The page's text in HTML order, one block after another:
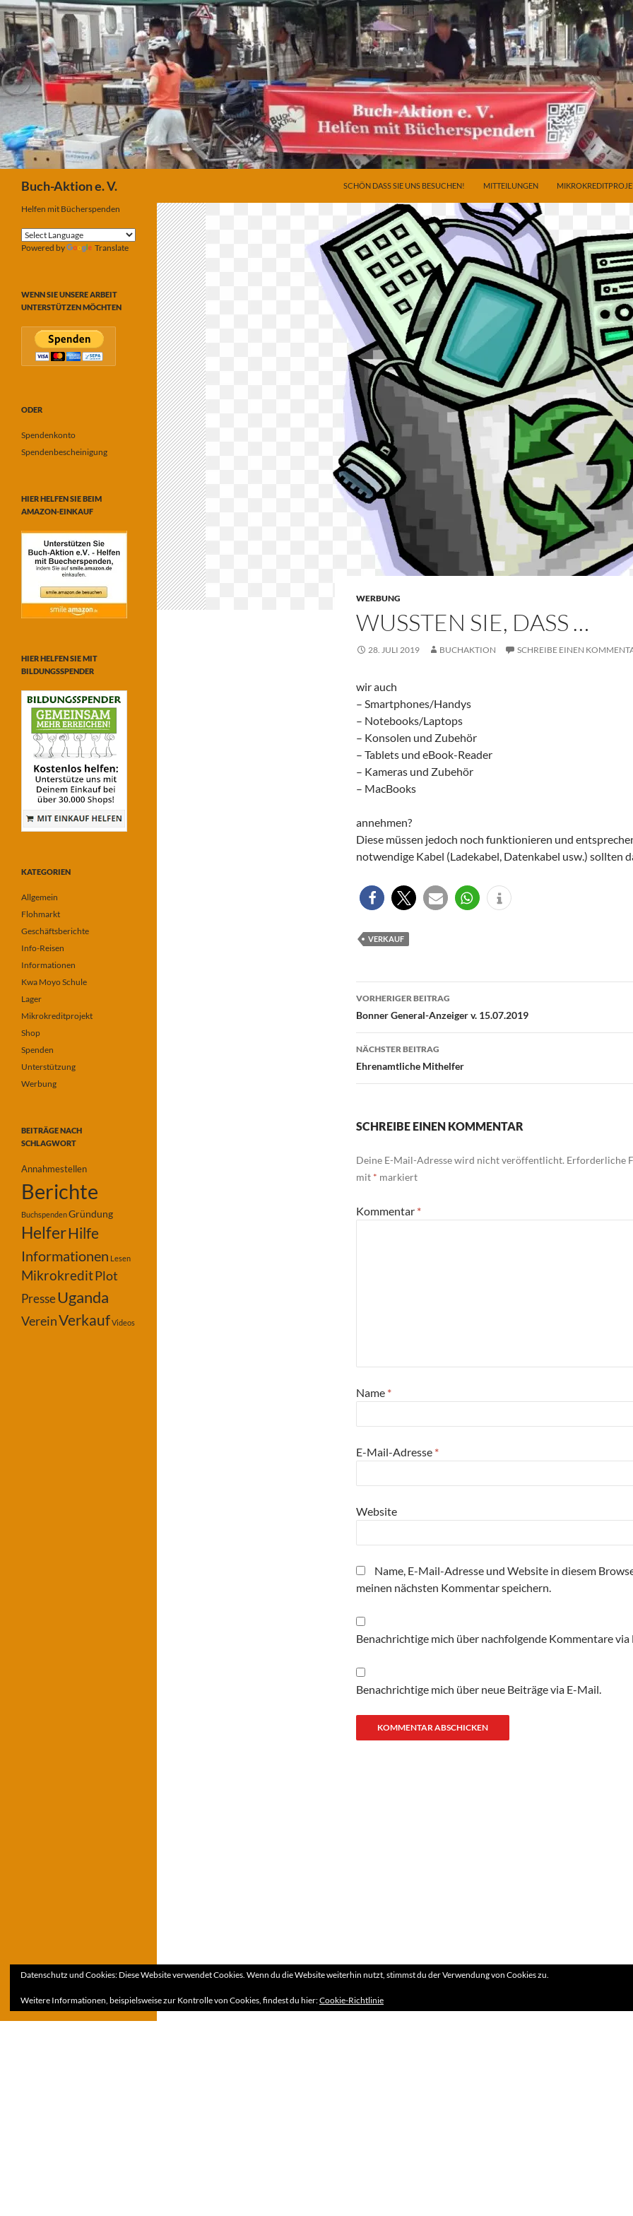
Buch-Aktion e. V.
SCHÖN DASS SIE UNS BESUCHEN!
MITTEILUNGEN
WERBUNG
WUSSTEN SIE, DASS …
28. JULI 2019 BUCHAKTION SCHREIBE EINEN
wir auch
– Smartphones/Handys
– Notebooks/Laptops
– Konsolen und Zubehör
– Tablets und eBook-Reader
– Kameras und Zubehör
– MacBooks
annehmen?
Diese müssen jedoch noch funktionieren und
notwendige Kabel (Ladekabel, Datenkabel usw.) sollten
VERKAUF
Beitragsnavigation
VORHERIGER BEITRAG
Bonner General-Anzeiger v. 15.07.2019
NÄCHSTER BEITRAG
Ehrenamtliche Mithelfer
SCHREIBE EINEN KOMMENTAR
Deine E-Mail-Adresse wird nicht veröffentlicht. Erforderliche
mit * markiert
Kommentar *
Name *
E-Mail-Adresse *
Website
Name, E-Mail-Adresse und Website in diesem
meinen nächsten Kommentar speichern.
Benachrichtige mich über nachfolgende Kommentare via
Benachrichtige mich über neue Beiträge via E-Mail.
Helfen mit Bücherspenden
Powered by Translate
WENN SIE UNSERE ARBEIT
UNTERSTÜTZEN MÖCHTEN
ODER
Spendenkonto
Spendenbescheinigung
HIER HELFEN SIE BEIM
AMAZON-EINKAUF
HIER HELFEN SIE MIT
BILDUNGSSPENDER
KATEGORIEN
Allgemein
Flohmarkt
Geschäftsberichte
Info-Reisen
Informationen
Kwa Moyo Schule
Lager
Mikrokreditprojekt
Shop
Spenden
Unterstützung
Werbung
BEITRÄGE NACH
SCHLAGWORT
Annahmestellen
Berichte
BuchspendenGründung
HelferHilfe
Informationen Lesen
MikrokreditPlot
PresseUganda
VereinVerkaufVideos
Datenschutz und Cookies: Diese Website verwendet Cookies. Wenn du die Website weiterhin nutzt, stimmst du der Verwendung von Cookies zu.
Weitere Informationen, beispielsweise zur Kontrolle von Cookies, findest du hier:Cookie-Richtlinie